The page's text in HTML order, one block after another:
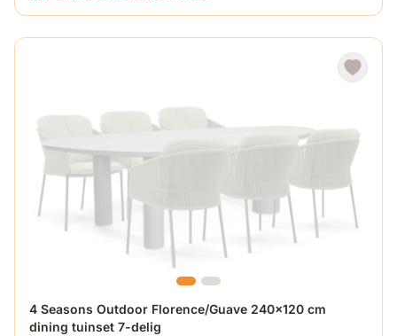
4 Seasons Outdoor Florence/Guave 240x120 cm
dining tuinset 7-delig
De prijs is afhankelijk van de gekozen opties op de